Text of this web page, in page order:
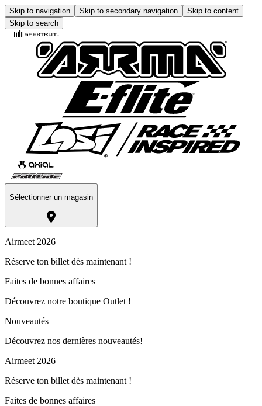
Skip to navigation Skip to secondary navigation
Skip to content
Skip to search
Sélectionner un magasin
Airmeet 2026
Réserve ton billet dès maintenant !
Faites de bonnes affaires
Découvrez notre boutique Outlet !
Nouveautés
Découvrez nos dernières nouveautés!
Airmeet 2026
Réserve ton billet dès maintenant !
Faites de bonnes affaires